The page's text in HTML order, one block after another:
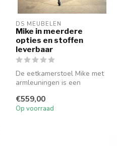
DS MEUBELEN
Mike in meerdere
opties en stoffen
leverbaar
De eetkamerstoel Mike met
armleuningen is een
stof o...
€559,00
Op voorraad